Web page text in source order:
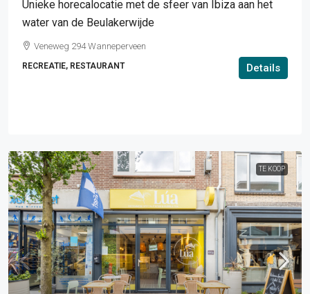
Unieke horecalocatie met de sfeer van Ibiza aan het
water van de Beulakerwijde
Veneweg 294 Wanneperveen
RECREATIE, RESTAURANT Details
TE KOOP